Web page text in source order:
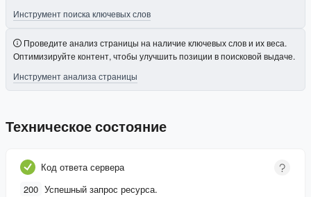
Инструмент поиска ключевых слов
Проведите анализ страницы на наличие ключевых слов и их веса.
Оптимизируйте контент, чтобы улучшить позиции в поисковой выдаче.
Инструмент анализа страницы
Техническое состояние
Код ответа сервера
200 Успешный запрос ресурса.